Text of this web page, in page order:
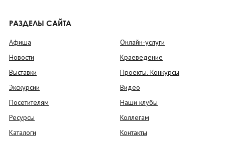
РАЗДЕЛЫ САЙТА
Афиша
Новости
Выставки
Экскурсии
Посетителям
Ресурсы
Каталоги
Онлайн-услуги
Краеведение
Проекты. Конкурсы
Видео
Наши клубы
Коллегам
Контакты